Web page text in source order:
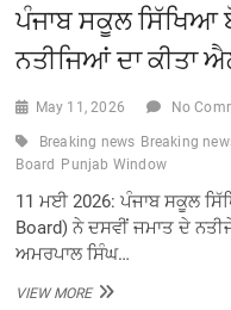
ਪੰਜਾਬ ਸਕੂਲ ਸਿੱਖਿਆ
ਨਤੀਜਿਆਂ ਦਾ ਕੀਤਾ
May 11, 2026 No
Breaking news Breaking
Board Punjab Window
11 ਮਈ 2026: ਪੰਜਾਬ ਸਕੂਲ
Board) ਨੇ ਦਸਵੀਂ ਜਮਾਤ ਦੇ
ਅਮਰਪਾਲ ਸਿੰਘ…
VIEW MOREਪੰਜਾਬ